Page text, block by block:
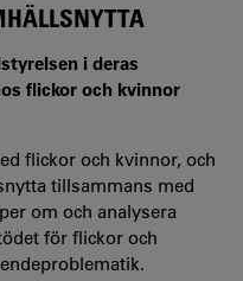
i deras
flickor och kvinnor
flickor och kvinnor, och
tillsammans med
om och analysera
för flickor och